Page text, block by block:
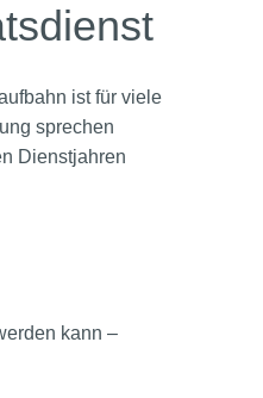
ist für viele
sprechen
Dienstjahren
kann –